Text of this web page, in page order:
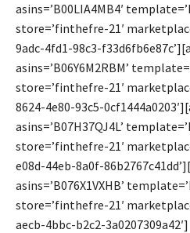
asins=’B00LIA4MB4′
store=’finthefre-21′
9adc-4fd1-98c3-
asins=’B06Y6M2RBM’
store=’finthefre-21′
8624-4e80-93c5-
asins=’B07H37QJ4L’
store=’finthefre-21′
e08d-44eb-8a0f-
asins=’B076X1VXHB’
store=’finthefre-21′
aecb-4bbc-b2c2-3a0207309a42′]